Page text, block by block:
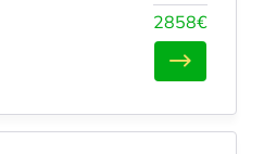
2858€